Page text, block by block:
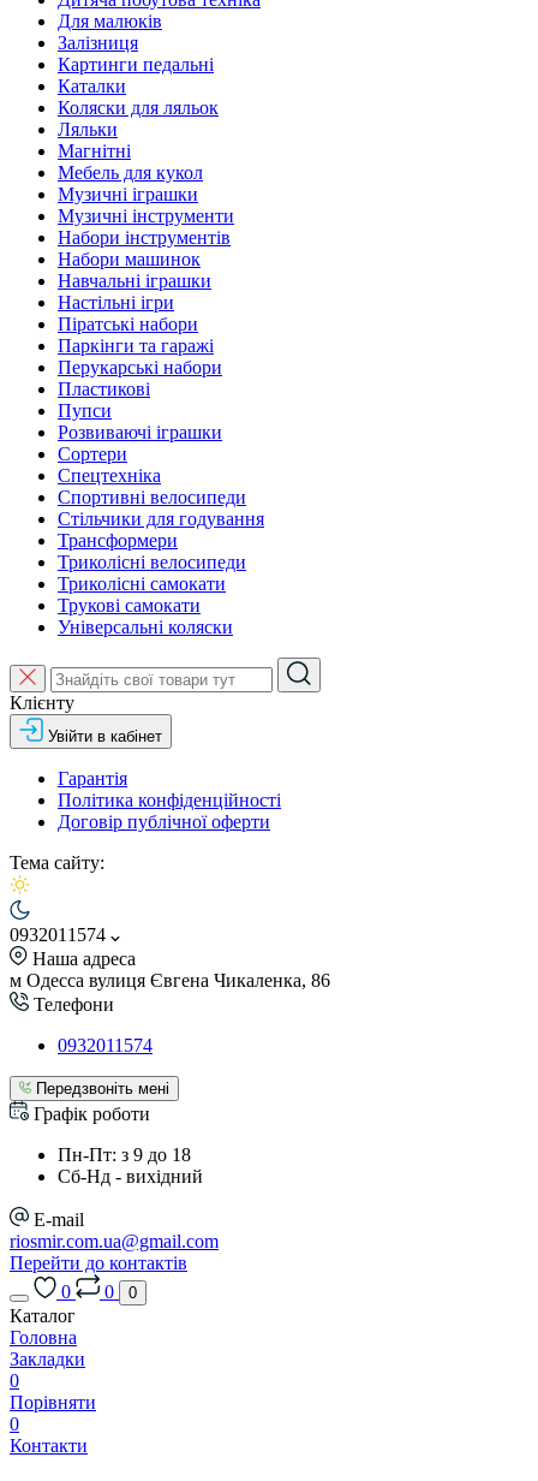
Для малюків
Залізниця
Картинги педальні
Каталки
Коляски для ляльок
Ляльки
Магнітні
Мебель для кукол
Музичні іграшки
Музичні інструменти
Набори інструментів
Набори машинок
Навчальні іграшки
Настільні ігри
Піратські набори
Паркінги та гаражі
Перукарські набори
Пластикові
Пупси
Розвиваючі іграшки
Сортери
Спецтехніка
Спортивні велосипеди
Стільчики для годування
Трансформери
Триколісні велосипеди
Триколісні самокати
Трукові самокати
Універсальні коляски
Клієнту
Увійти в кабінет
Гарантія
Політика конфіденційності
Договір публічної оферти
Тема сайту:
0932011574
Наша адреса
м Одесса вулиця Євгена Чикаленка, 86
Телефони
0932011574
Передзвоніть мені
Графік роботи
Пн-Пт: з 9 до 18
Сб-Нд - вихідний
E-mail
riosmir.com.ua@gmail.com
Перейти до контактів
0
0 0
Каталог
Головна
Закладки
0
Порівняти
0
Контакти